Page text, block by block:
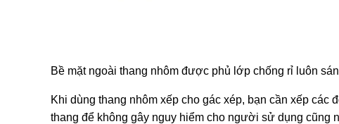
Bề mặt ngoài thang nhôm được phủ lớp chống rỉ luôn
Khi dùng thang nhôm xếp cho gác xép, bạn cần xếp
thang để không gây nguy hiểm cho người sử dụng